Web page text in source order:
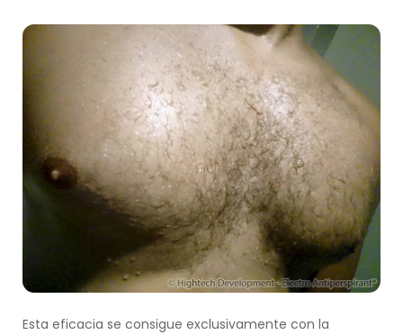
Esta eficacia se consigue exclusivamente con la